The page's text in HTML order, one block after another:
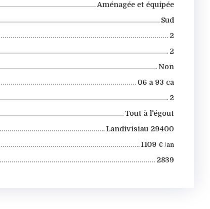
Aménagée et équipée
Sud
2
2
Non
06 a 93 ca
2
Tout à l'égout
Landivisiau 29400
1 109 € /an
2839